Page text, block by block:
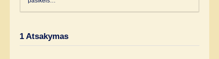
1 Atsakymas